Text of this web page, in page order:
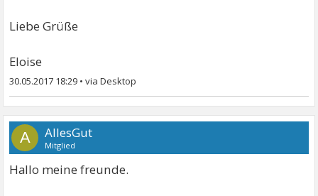
Liebe Grüße
Eloise
30.05.2017 18:29 •
A AllesGut
Mitglied
Hallo meine freunde.